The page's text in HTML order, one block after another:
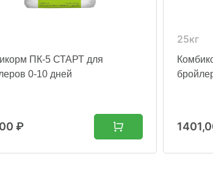
ПК-5 СТАРТ для
0-10 дней
₽
25кг